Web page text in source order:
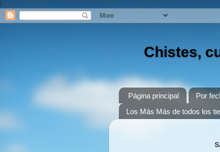
!
Chistes,
Página principal Por
Los Más Más de todos los